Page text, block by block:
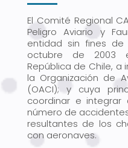
El Comité Regional
Peligro Aviario y
entidad sin fines
octubre de 2003
República de Chile, a
la Organización de
(OACI); y cuya
coordinar e integrar
número de
resultantes de los
con aeronaves.